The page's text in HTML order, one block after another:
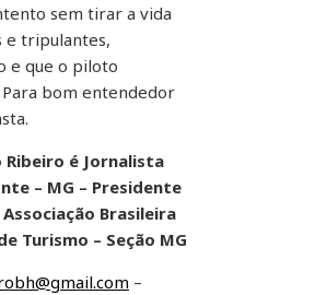
sem tirar a vida
e tripulantes,
e que o piloto
bom entendedor
Ribeiro é Jornalista
– MG – Presidente
Brasileira
Turismo – Seção MG
–